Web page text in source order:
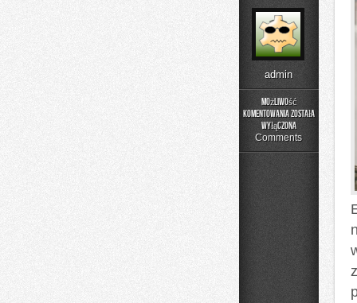
admin
Możliwość
komentowania
Edukacja
Styl
Życia
została
wyłączona
Comments